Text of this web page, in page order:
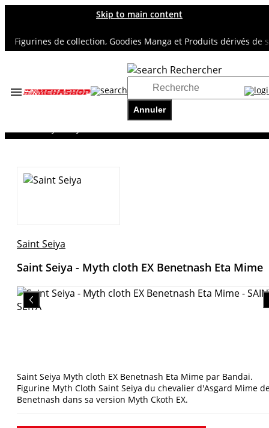
Skip to main content
de collection, Goodies Manga et Produits dérivés de
Rechercher
Annuler
Accueil
Saint Seiya
Saint Seiya - Myth cloth EX Benetnash Eta Mime
Saint Seiya Myth cloth EX Benetnash Eta Mime par Bandai.
Figurine Myth Cloth Saint Seiya du chevalier d'Asgard Mime
Benetnash dans sa version Myth Ckoth EX.